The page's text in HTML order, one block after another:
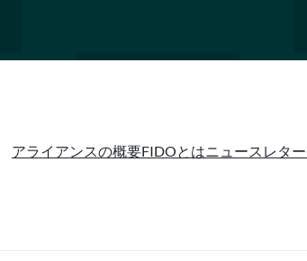
アライアンスの概要FIDOとはニュースレタ